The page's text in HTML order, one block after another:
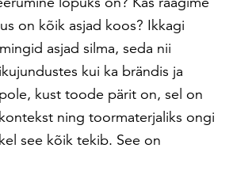
on kõik asjad koos? Ikkagi
asjad silma, seda nii
kui ka brändis ja
kust toode pärit on, sel on
ning toormaterjaliks ongi
see kõik tekib. See on